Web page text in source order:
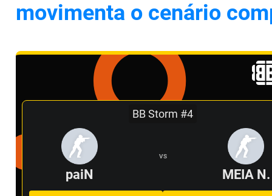
movimenta o cenário
BB Storm #4
paiN
VS
MEIA N.